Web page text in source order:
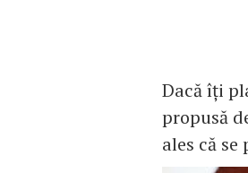
Dacă îţi
propusă
ales că